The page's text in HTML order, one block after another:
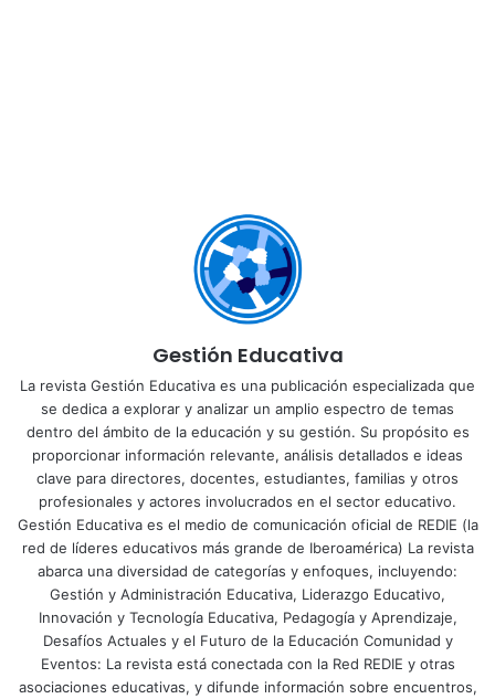
Gestión Educativa
La revista Gestión Educativa es una publicación especializada que
se dedica a explorar y analizar un amplio espectro de temas
dentro del ámbito de la educación y su gestión. Su propósito es
proporcionar información relevante, análisis detallados e ideas
clave para directores, docentes, estudiantes, familias y otros
profesionales y actores involucrados en el sector educativo.
Gestión Educativa es el medio de comunicación oficial de REDIE (la
red de líderes educativos más grande de Iberoamérica) La revista
abarca una diversidad de categorías y enfoques, incluyendo:
Gestión y Administración Educativa, Liderazgo Educativo,
Innovación y Tecnología Educativa, Pedagogía y Aprendizaje,
Desafíos Actuales y el Futuro de la Educación Comunidad y
Eventos: La revista está conectada con la Red REDIE y otras
asociaciones educativas, y difunde información sobre encuentros,